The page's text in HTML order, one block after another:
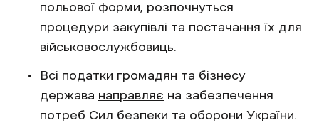
польової форми, розпочнуться
процедури закупівлі та постачання їх для
військовослужбовиць.
Всі податки громадян та бізнесу
держава направляє на забезпечення
потреб Сил безпеки та оборони України.